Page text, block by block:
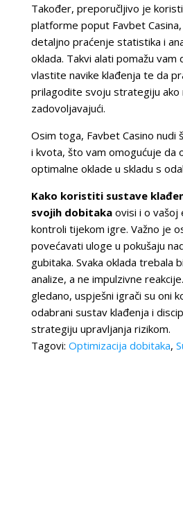
Također, preporučljivo je
platforme poput Favbet
detaljno praćenje statistika i
oklada. Takvi alati pomažu
vlastite navike klađenja te da
prilagodite svoju strategiju ako
zadovoljavajući.
Osim toga, Favbet Casino nudi
i kvota, što vam omogućuje da
optimalne oklade u skladu s
Kako koristiti sustave
svojih dobitakaovisi i o vašoj
kontroli tijekom igre. Važno je
povećavati uloge u pokušaju
gubitaka. Svaka oklada trebala
analize, a ne impulzivne
gledano, uspješni igrači su oni
odabrani sustav klađenja i
strategiju upravljanja rizikom.
Tagovi: Optimizacija dobitaka,